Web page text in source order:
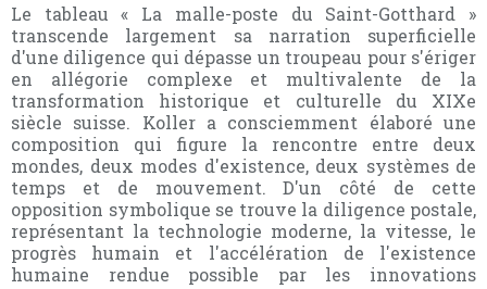
Le tableau « La malle-poste du Saint-Gotthard »
transcende largement sa narration superficielle
d'une diligence qui dépasse un troupeau pour s'ériger
en allégorie complexe et multivalente de la
transformation historique et culturelle du XIXe
siècle suisse. Koller a consciemment élaboré une
composition qui figure la rencontre entre deux
mondes, deux modes d'existence, deux systèmes de
temps et de mouvement. D'un côté de cette
opposition symbolique se trouve la diligence postale,
représentant la technologie moderne, la vitesse, le
progrès humain et l'accélération de l'existence
humaine rendue possible par les innovations